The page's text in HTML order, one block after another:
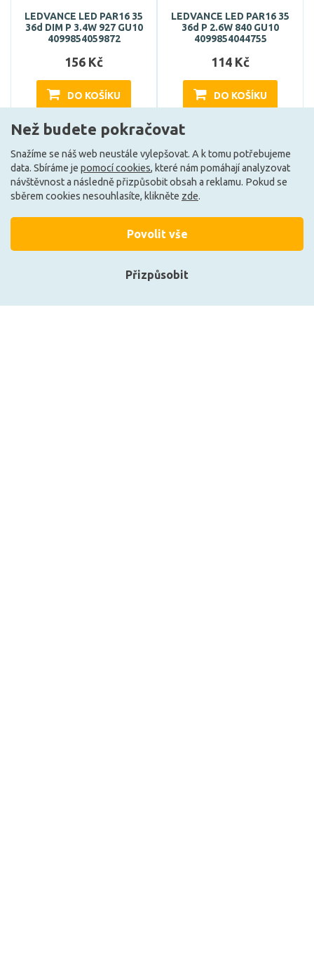
LEDVANCE LED PAR16 35
36d DIM P 3.4W 927 GU10
4099854059872
156 Kč
DO KOŠÍKU
Může být u Vás 17. 8.
LEDVANCE LED PAR16 35
36d P 2.6W 840 GU10
4099854044755
114 Kč
DO KOŠÍKU
Může být u Vás 10. 8.
Než budete pokračovat
Snažíme se náš web neustále vylepšovat. A k tomu potřebujeme
data. Sbíráme je pomocí cookies, které nám pomáhají analyzovat
návštěvnost a následně přizpůsobit obsah a reklamu. Pokud se
sběrem cookies nesouhlasíte, klikněte zde.
Přizpůsobit
Povolit vše